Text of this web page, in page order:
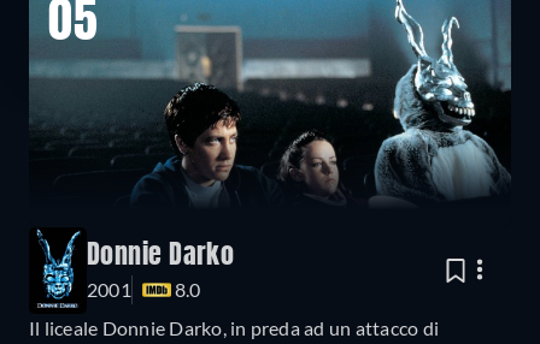
05
Donnie Darko
2001
8.0
Il liceale Donnie Darko, in preda ad un attacco di